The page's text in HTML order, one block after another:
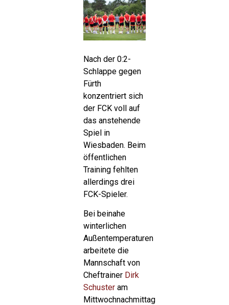
Nach der 0:2-
Schlappe gegen
Fürth
konzentriert sich
der FCK voll auf
das anstehende
Spiel in
Wiesbaden. Beim
öffentlichen
Training fehlten
allerdings drei
FCK-Spieler.
Bei beinahe
winterlichen
Außentemperaturen
arbeitete die
Mannschaft von
Cheftrainer Dirk
Schusteram
Mittwochnachmittag